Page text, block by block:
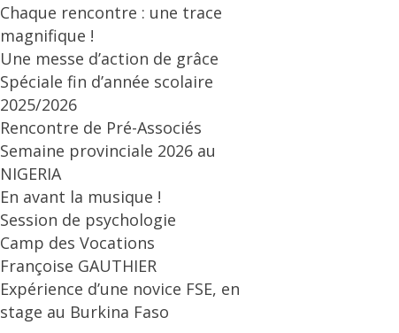
Chaque rencontre : une trace
magnifique !
Une messe d’action de grâce
Spéciale fin d’année scolaire
2025/2026
Rencontre de Pré-Associés
Semaine provinciale 2026 au
NIGERIA
En avant la musique !
Session de psychologie
Camp des Vocations
Françoise GAUTHIER
Expérience d’une novice FSE, en
stage au Burkina Faso